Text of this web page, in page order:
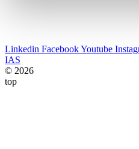
Linkedin FacebookYoutube
IAS
© 2026
top